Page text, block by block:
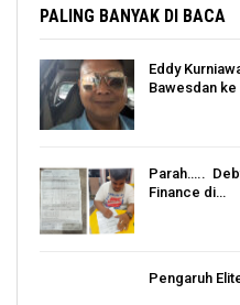
PALING BANYAK DI BACA
Eddy
Bawesdan
Parah…..
Finance di…
Pengaruh